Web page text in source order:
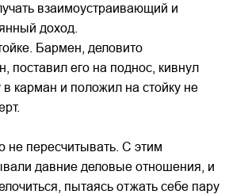
взаимоустраивающий и
доход.
Бармен, деловито
поставил его на поднос, кивнул
в карман и положил на стойку не
не пересчитывать. С этим
давние деловые отношения, и
пытаясь отжать себе пару